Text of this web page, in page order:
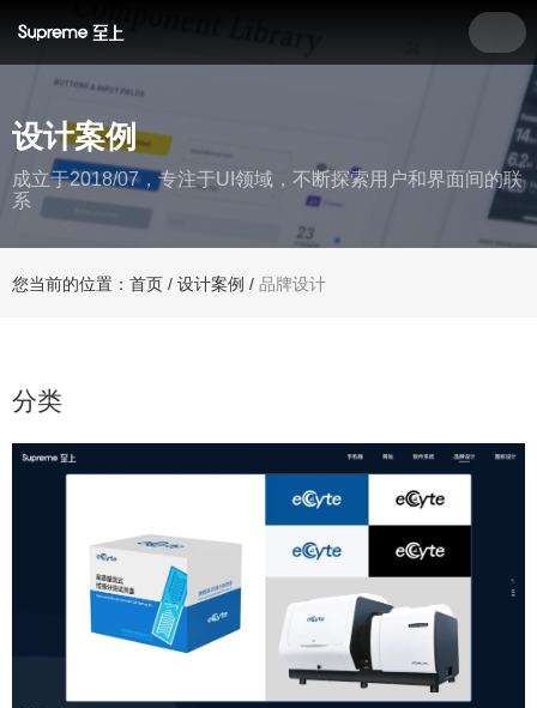
设计案例
成立于2018/07，专注于UI领域，不断探索用户和界面间的联
系
您当前的位置：首页 / 设计案例 / 品牌设计
分类